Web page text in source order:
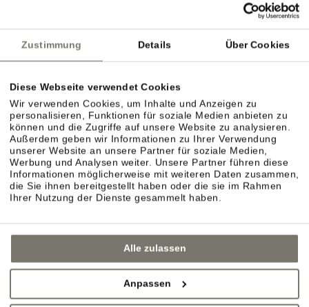
Zustimmung Details Über Cookies
Diese Webseite verwendet Cookies
Wir verwenden Cookies, um Inhalte und Anzeigen zu
personalisieren, Funktionen für soziale Medien anbieten zu
können und die Zugriffe auf unsere Website zu analysieren.
Außerdem geben wir Informationen zu Ihrer Verwendung
unserer Website an unsere Partner für soziale Medien,
Werbung und Analysen weiter. Unsere Partner führen diese
Informationen möglicherweise mit weiteren Daten zusammen,
die Sie ihnen bereitgestellt haben oder die sie im Rahmen
Ihrer Nutzung der Dienste gesammelt haben.
Alle zulassen
Anpassen